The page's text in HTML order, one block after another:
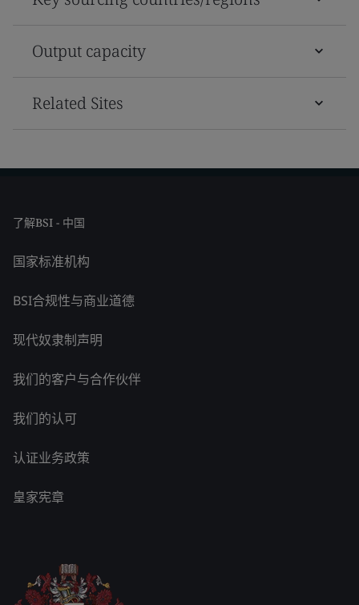
Output capacity
Related Sites
了解BSI - 中国
国家标准机构
BSI合规性与商业道德
现代奴隶制声明
我们的客户与合作伙伴
我们的认可
认证业务政策
皇家宪章